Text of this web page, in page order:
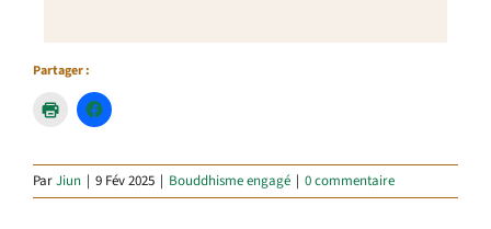
Partager :
ParJiun | 9 Fév 2025 | Bouddhisme engagé | 0 commentaire